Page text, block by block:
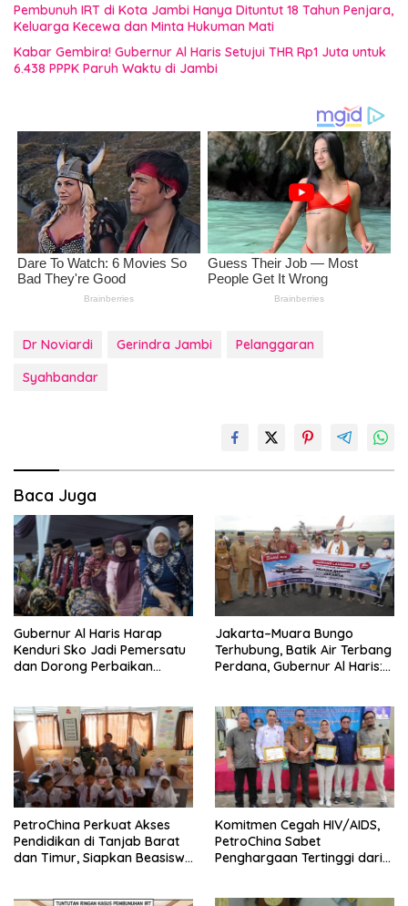
Pembunuh IRT di Kota Jambi Hanya Dituntut 18 Tahun Penjara,
Keluarga Kecewa dan Minta Hukuman Mati
Kabar Gembira! Gubernur Al Haris Setujui THR Rp1 Juta untuk
6.438 PPPK Paruh Waktu di Jambi
Dr Noviardi Gerindra Jambi
Pelanggaran
Syahbandar
Baca Juga
Gubernur Al Haris Harap
Kenduri Sko Jadi Pemersatu
dan Dorong Perbaikan
Jakarta–Muara Bungo
Terhubung, Batik Air Terbang
Perdana, Gubernur Al Haris:
PetroChina Perkuat Akses
Pendidikan di Tanjab Barat
dan Timur, Siapkan Beasiswa
Komitmen Cegah HIV/AIDS,
PetroChina Sabet
Penghargaan Tertinggi dari